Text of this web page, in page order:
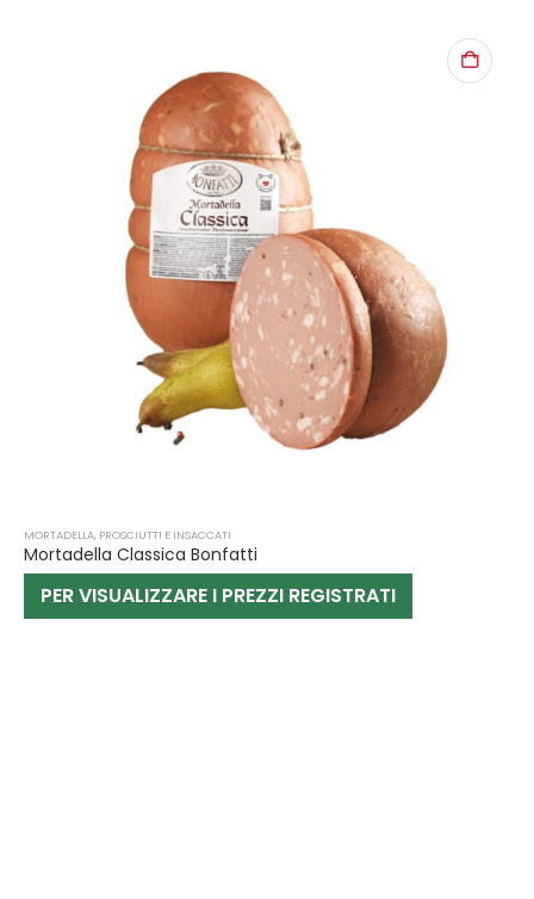
MORTADELLA, PROSCIUTTI E INSACCATI
Mortadella Classica Bonfatti
PER VISUALIZZARE I PREZZI REGISTRATI